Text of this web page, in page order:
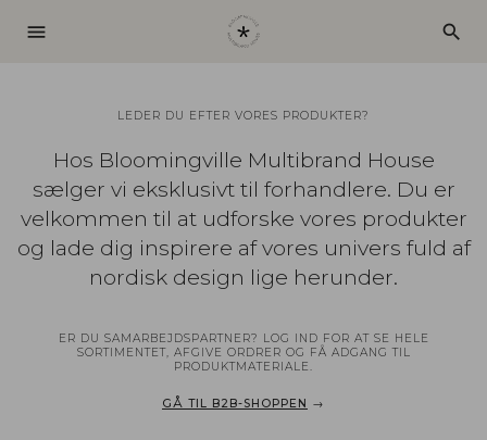
menu search
LEDER DU EFTER VORES PRODUKTER?
Hos Bloomingville Multibrand House
sælger vi eksklusivt til forhandlere. Du er
velkommen til at udforske vores produkter
og lade dig inspirere af vores univers fuld af
nordisk design lige herunder.
ER DU SAMARBEJDSPARTNER? LOG IND FOR AT SE HELE
SORTIMENTET, AFGIVE ORDRER OG FÅ ADGANG TIL
PRODUKTMATERIALE.
GÅ TIL B2B-SHOPPEN →